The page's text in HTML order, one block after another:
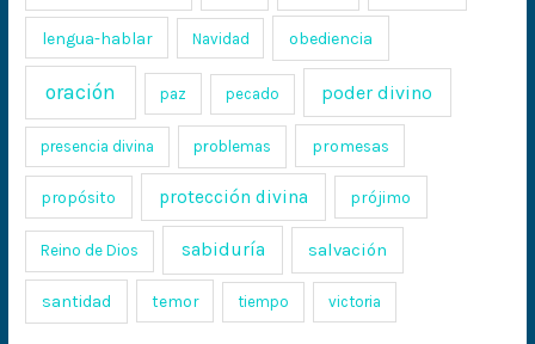
lengua-hablar Navidad obediencia
oración paz pecado poder divino
presencia divina problemas promesas
propósito protección divina prójimo
Reino de Dios sabiduría salvación
santidad temor tiempo victoria